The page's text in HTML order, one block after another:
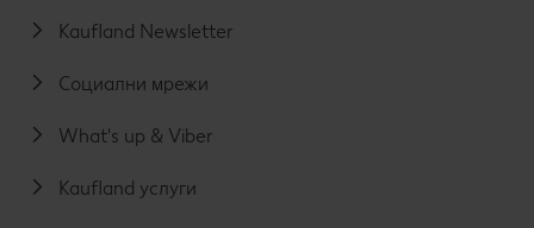
Kaufland Newsletter
Социални мрежи
What's up & Viber
Kaufland услуги